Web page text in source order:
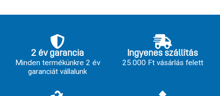
2 év garancia
Minden termékünkre 2 év
garanciát vállalunk
Ingyenes szállítás
25.000 Ft vásárlás felett